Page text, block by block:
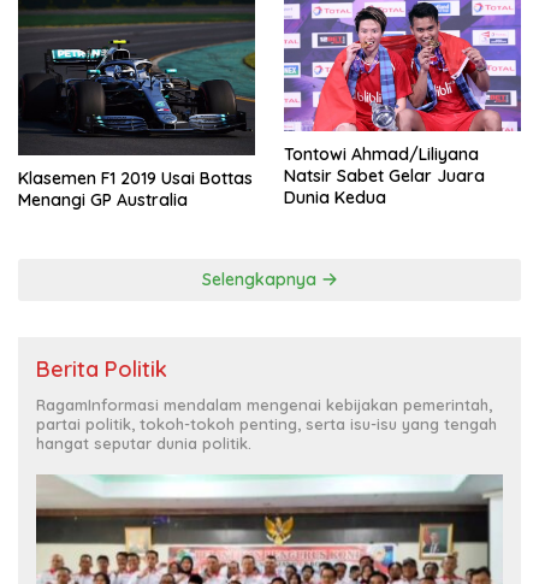
Klasemen F1 2019 Usai Bottas
Menangi GP Australia
Tontowi Ahmad/Liliyana
Natsir Sabet Gelar Juara
Dunia Kedua
Selengkapnya
Berita Politik
RagamInformasi mendalam mengenai kebijakan pemerintah,
partai politik, tokoh-tokoh penting, serta isu-isu yang tengah
hangat seputar dunia politik.